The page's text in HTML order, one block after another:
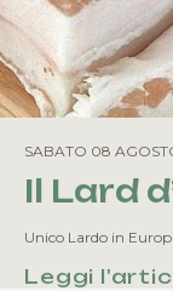
SABATO 08
Il Lard
Unico Lardo in
Leggi